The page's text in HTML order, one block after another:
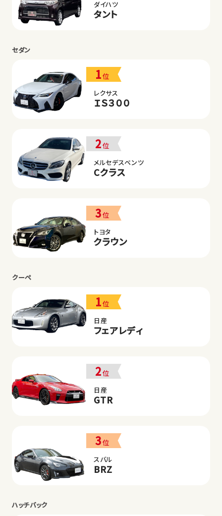
ダイハツ
タント
セダン
1位
レクサス
ＩＳ３００
2位
メルセデスベンツ
Cクラス
3位
トヨタ
クラウン
クーペ
1位
日産
フェアレディ
2位
日産
GTR
3位
スバル
BRZ
ハッチバック